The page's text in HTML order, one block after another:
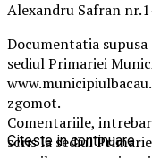
Alexandru Safran
Documentatia
sediul Primariei
zgomot.
Comentariile,
scris la sediul
Citeste in continuare